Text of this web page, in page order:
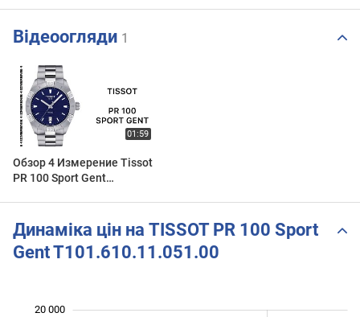
Відеоогляди 1
Обзор 4 Измерение Tissot
PR 100 Sport Gent
Динаміка цін на TISSOT PR 100 Sport
Gent T101.610.11.051.00
20 000